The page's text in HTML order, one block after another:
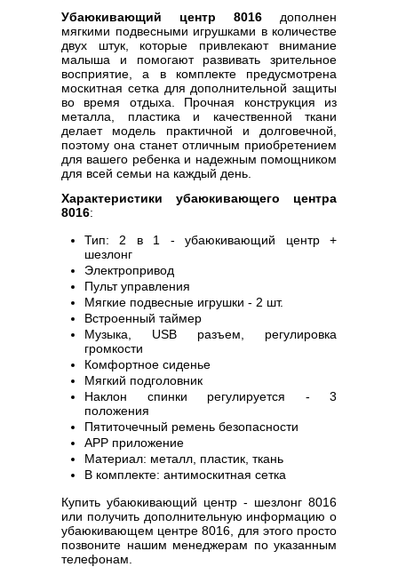
Убаюкивающий центр 8016 дополнен
мягкими подвесными игрушками в количестве
двух штук, которые привлекают внимание
малыша и помогают развивать зрительное
восприятие, а в комплекте предусмотрена
москитная сетка для дополнительной защиты
во время отдыха. Прочная конструкция из
металла, пластика и качественной ткани
делает модель практичной и долговечной,
поэтому она станет отличным приобретением
для вашего ребенка и надежным помощником
для всей семьи на каждый день.
Характеристики убаюкивающего центра
8016:
Тип: 2 в 1 - убаюкивающий центр +
шезлонг
Электропривод
Пульт управления
Мягкие подвесные игрушки - 2 шт.
Встроенный таймер
Музыка, USB разъем, регулировка
громкости
Комфортное сиденье
Мягкий подголовник
Наклон спинки регулируется - 3
положения
Пятиточечный ремень безопасности
APP приложение
Материал: металл, пластик, ткань
В комплекте: антимоскитная сетка
Купить убаюкивающий центр - шезлонг 8016
или получить дополнительную информацию о
убаюкивающем центре 8016, для этого просто
позвоните нашим менеджерам по указанным
телефонам.